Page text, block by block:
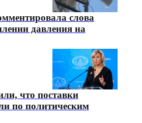
слова
давления на
что поставки
по политическим